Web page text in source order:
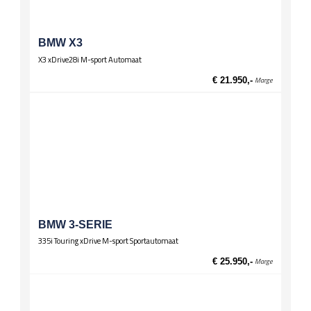
BMW X3
X3 xDrive28i M-sport Automaat
€ 21.950,- Marge
BMW 3-SERIE
335i Touring xDrive M-sport Sportautomaat
€ 25.950,- Marge